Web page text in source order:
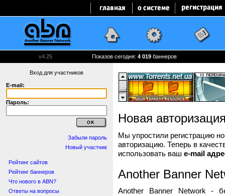
v4.25 Показов сегодня: 4 019 баннеров
Вход для участников
E-mail:
Пароль:
Забыли пароль
Новый участник
Рейтинг сайтов
Рейтинг баннеров
Что нового в ABN?
Ответы на вопросы
Новая
Мы упростили регистрацию
авторизацию. Теперь в
использовать ваш e-mail
Another Banner
Another Banner Network -